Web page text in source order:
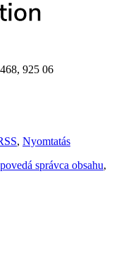
925 06
, Nyomtatás
správca obsahu,